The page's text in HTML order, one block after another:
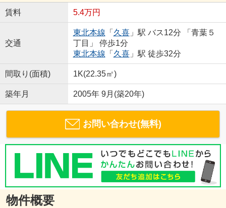
賃料 5.4万円
交通
東北本線 「 久喜」駅 バス12分 「青葉５
丁目」 停歩1分
東北本線 「 久喜」駅 徒歩32分
間取り(面積) 1K(22.35㎡)
築年月 2005年 9月(築20年)
お問い合わせ(無料)
物件概要